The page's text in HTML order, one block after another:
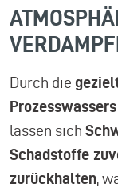
Durch die
Prozesswassers
lassen sich
Schadstoffe
zurückhalten,